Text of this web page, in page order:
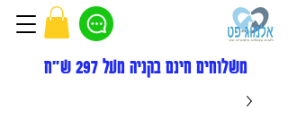
משלוחים חינם בקניה מעל 297 ש"ח